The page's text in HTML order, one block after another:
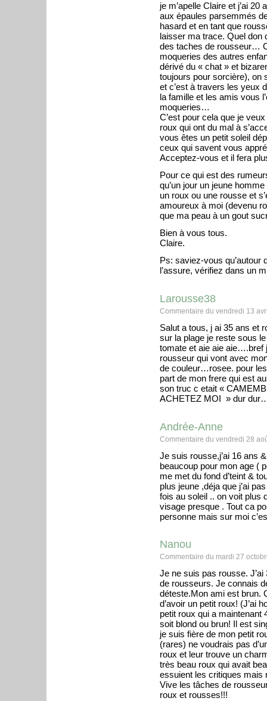
je m’apelle Claire et j’ai
aux épaules parsemmés
hasard et en tant que
laisser ma trace. Quel don
des taches de rousseur…
moqueries des autres
dérivé du « chat » et
toujours pour sorcière), on
et c’est à travers les yeux
la famille et les amis vous
moqueries…
C’est pour cela que je
roux qui ont du mal à
vous êtes un petit soleil
ceux qui savent vous
Acceptez-vous et il fera
Pour ce qui est des
qu’un jour un jeune
un roux ou une rousse et
amoureux à moi (devenu
que ma peau à un gout
Bien à vous tous.
Claire.
Ps: saviez-vous qu’autour
l’assure, vérifiez dans un
Larousse38
Commentaire du vendredi 13
Salut a tous, j ai 35 ans et
sur la plage je reste sous
tomate et aie aie aie….bref
rousseur qui vont avec
de couleur…rosee. pour
part de mon frere qui est
son truc c etait «
ACHETEZ MOI » dur
Andrée-Anne
Commentaire du vendredi 28
Je suis rousse,j’ai 16 ans
beaucoup pour mon age (
me met du fond d’teint &
plus jeune ,déja que j’ai
fois au soleil .. on voit plus
visage presque . Tout ca
personne mais sur moi
Nanou
Commentaire du mardi 27
Je ne suis pas rousse.
de rousseurs. Je connais
déteste.Mon ami est brun.
d’avoir un petit roux! (J’ai
petit roux qui a maintenant
soit blond ou brun! Il est
je suis fière de mon petit
(rares) ne voudrais pas
roux et leur trouve un
très beau roux qui avait
essuient les critiques mais
Vive les tâches de
roux et rousses!!!